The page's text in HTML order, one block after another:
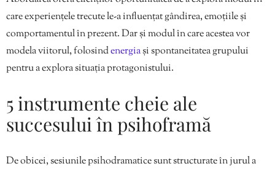
care experiențele trecute le-a influențat gândirea, emoțiile și
comportamentul în prezent. Dar și modul în care acestea vor
modela viitorul, folosindenergiași spontaneitatea grupului
pentru a explora situația protagonistului.
5 instrumente cheie ale
succesului în psihoframă
De obicei, sesiunile psihodramatice sunt structurate în jurul a